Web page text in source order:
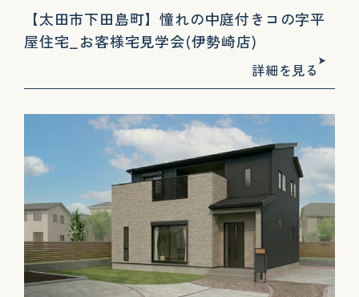
【太田市下田島町】憧れの中庭付きコの字平
屋住宅_お客様宅見学会(伊勢崎店)
詳細を見る